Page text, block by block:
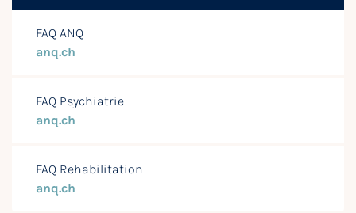
FAQ ANQ
anq.ch
FAQ Psychiatrie
anq.ch
FAQ Rehabilitation
anq.ch